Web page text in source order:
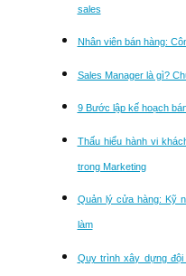
sales
Nhân viên bán hàng:
Sales Manager là gì?
9 Bước lập kế hoạch
Thấu hiểu hành vi
trong Marketing
Quản lý cửa hàng: Kỹ
làm
Quy trình xây dựng